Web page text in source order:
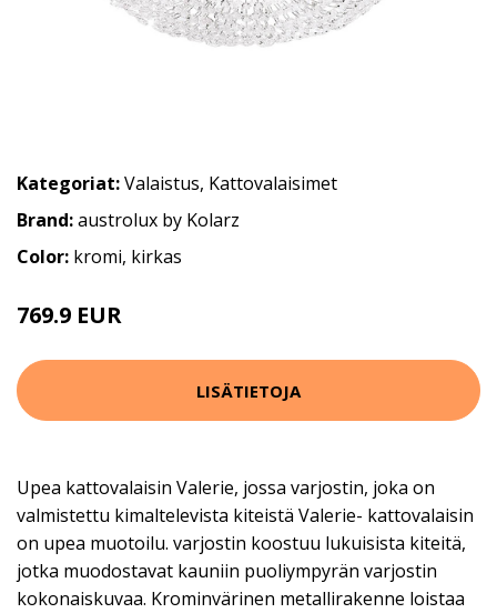
Kategoriat:Valaistus, Kattovalaisimet
Brand:austrolux by Kolarz
Color: kromi, kirkas
769.9 EUR
LISÄTIETOJA
Upea kattovalaisin Valerie, jossa varjostin, joka on
valmistettu kimaltelevista kiteistä Valerie- kattovalaisin
on upea muotoilu. varjostin koostuu lukuisista kiteitä,
jotka muodostavat kauniin puoliympyrän varjostin
kokonaiskuvaa. Krominvärinen metallirakenne loistaa